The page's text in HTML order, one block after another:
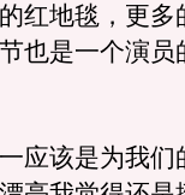
红地毯，更多
也是一个演员
应该是为我们